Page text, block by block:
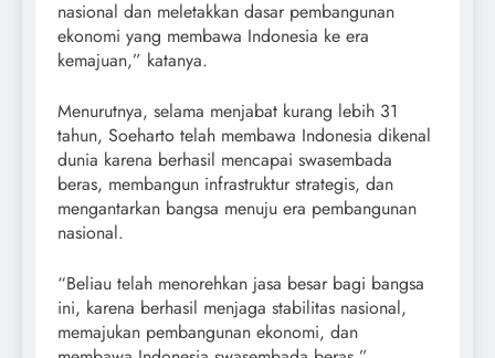
nasional dan meletakkan dasar pembangunan
ekonomi yang membawa Indonesia ke era
kemajuan,” katanya.
Menurutnya, selama menjabat kurang lebih 31
tahun, Soeharto telah membawa Indonesia dikenal
dunia karena berhasil mencapai swasembada
beras, membangun infrastruktur strategis, dan
mengantarkan bangsa menuju era pembangunan
nasional.
“Beliau telah menorehkan jasa besar bagi bangsa
ini, karena berhasil menjaga stabilitas nasional,
memajukan pembangunan ekonomi, dan